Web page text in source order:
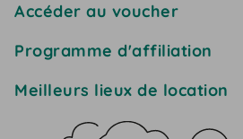
Accéder au voucher
Programme d'affiliation
Meilleurs lieux de location